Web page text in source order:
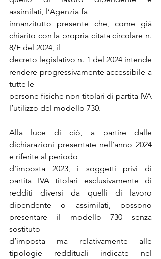
assimilati, l’Agenzia fa
innanzitutto presente che, come già
chiarito con la propria citata circolare n.
8/E del 2024, il
decreto legislativo n. 1 del 2024 intende
rendere progressivamente accessibile a
tutte le
persone fisiche non titolari di partita IVA
l’utilizzo del modello 730.
Alla luce di ciò, a partire dalle
dichiarazioni presentate nell’anno 2024
e riferite al periodo
d’imposta 2023, i soggetti privi di
partita IVA titolari esclusivamente di
redditi diversi da quelli di lavoro
dipendente o assimilati, possono
presentare il modello 730 senza
sostituto
d’imposta ma relativamente alle
tipologie reddituali indicate nel